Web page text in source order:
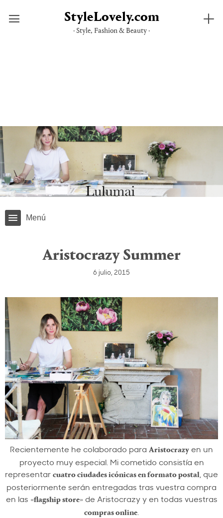
StyleLovely.com
· Style, Fashion & Beauty ·
Menú
Aristocrazy Summer
6 julio, 2015
Recientemente he colaborado para Aristocrazy en un
proyecto muy especial. Mi cometido consistía en
representar cuatro ciudades icónicas en formato postal, que
posteriormente serán entregadas tras vuestra compra
en las «flagship store» de Aristocrazy y en todas vuestras
compras online.